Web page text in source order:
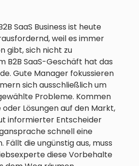
SaaS Business ist heute
weil es immer
gibt, sich nicht zu
B2B SaaS-Geschäft hat das
Gute Manager fokussieren
sich ausschließlich um
Probleme. Kommen
Lösungen auf den Markt,
informierter Entscheider
schnell eine
Fällt die ungünstig aus, muss
diese Vorbehalte